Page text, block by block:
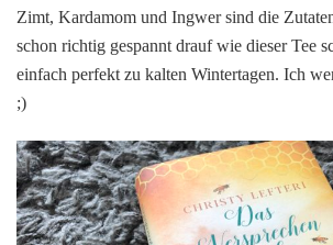
Zimt, Kardamom und Ingwer sind die
schon richtig gespannt drauf wie dieser Tee
einfach perfekt zu kalten Wintertagen. Ich
;)